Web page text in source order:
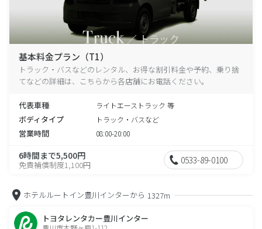
基本料金プラン（T1）
トラック・バスなどのレンタル、お得な割引料金や予約、乗り捨
てなどの詳細は、こちらから各店舗にお電話ください。
代表車種 ライトエーストラック 等
ボディタイプ トラック・バスなど
営業時間 08:00-20:00
6時間まで5,500円
免責補償制度1,100円 0533-89-0100
ホテルルートイン豊川インターから 1327m
トヨタレンタカー豊川インター